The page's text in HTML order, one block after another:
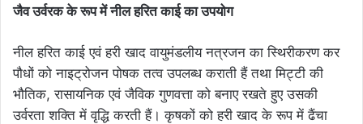
जैव उर्वरक के रूप में नील हरित काई का उपयोग
नील हरित काई एवं हरी खाद वायुमंडलीय नत्रजन का स्थिरीकरण कर
पौधों को नाइट्रोजन पोषक तत्व उपलब्ध कराती हैं तथा मिट्टी की
भौतिक, रासायनिक एवं जैविक गुणवत्ता को बनाए रखते हुए उसकी
उर्वरता शक्ति में वृद्धि करती हैं। कृषकों को हरी खाद के रूप में ढैंचा